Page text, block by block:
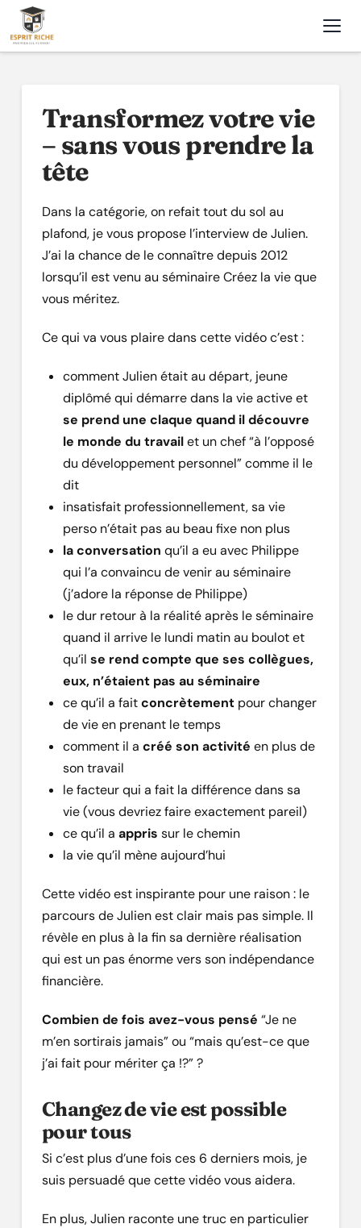
Transformez votre vie
– sans vous prendre la
tête
Dans la catégorie, on refait tout du sol au
plafond, je vous propose l’interview de Julien.
J’ai la chance de le connaître depuis 2012
lorsqu’il est venu au séminaire Créez la vie que
vous méritez.
Ce qui va vous plaire dans cette vidéo c’est :
comment Julien était au départ, jeune
diplômé qui démarre dans la vie active et
se prend une claque quand il découvre
le monde du travailet un chef “à l’opposé
du développement personnel” comme il le
dit
insatisfait professionnellement, sa vie
perso n’était pas au beau fixe non plus
la conversation qu’il a eu avec Philippe
qui l’a convaincu de venir au séminaire
(j’adore la réponse de Philippe)
le dur retour à la réalité après le séminaire
quand il arrive le lundi matin au boulot et
qu’ilse rend compte que ses collègues,
eux, n’étaient pas au séminaire
ce qu’il a faitconcrètement pour changer
de vie en prenant le temps
comment il acréé son activité en plus de
son travail
le facteur qui a fait la différence dans sa
vie (vous devriez faire exactement pareil)
ce qu’il aappris sur le chemin
la vie qu’il mène aujourd’hui
Cette vidéo est inspirante pour une raison : le
parcours de Julien est clair mais pas simple. Il
révèle en plus à la fin sa dernière réalisation
qui est un pas énorme vers son indépendance
financière.
Combien de fois avez-vous pensé “Je ne
m’en sortirais jamais” ou “mais qu’est-ce que
j’ai fait pour mériter ça !?” ?
Changez de vie est possible
pour tous
Si c’est plus d’une fois ces 6 derniers mois, je
suis persuadé que cette vidéo vous aidera.
En plus, Julien raconte une truc en particulier